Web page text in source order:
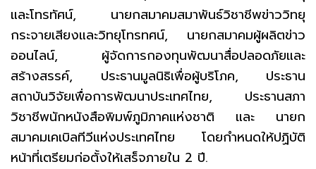
และโทรทัศน์, นายกสมาคมสมาพันธ์วิชาชีพข่าววิทยุ
กระจายเสียงและวิทยุโทรทศน์, นายกสมาคมผู้ผลิตข่าว
ออนไลน์, ผู้จัดการกองทุนพัฒนาสื่อปลอดภัยและ
สร้างสรรค์, ประธานมูลนิธิเพื่อผู้บริโภค, ประธาน
สถาบันวิจัยเพื่อการพัฒนาประเทศไทย, ประธานสภา
วิชาชีพนักหนังสือพิมพ์ภูมิภาคแห่งชาติ และ นายก
สมาคมเคเบิลทีวีแห่งประเทศไทย โดยกำหนดให้ปฏิบัติ
หน้าที่เตรียมก่อตั้งให้เสร็จภายใน 2 ปี.